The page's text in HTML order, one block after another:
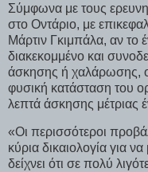
Σύμφωνα με τους
στο Οντάριο, με
Μάρτιν Γκιμπάλα, αν το
διακεκομμένο και
άσκησης ή χαλάρωσης,
φυσική κατάσταση του
λεπτά άσκησης μέτριας
«Οι περισσότεροι
κύρια δικαιολογία για
δείχνει ότι σε πολύ